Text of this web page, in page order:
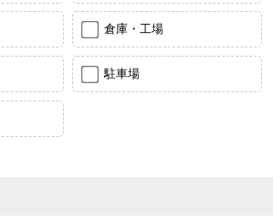
倉庫・工場
駐車場